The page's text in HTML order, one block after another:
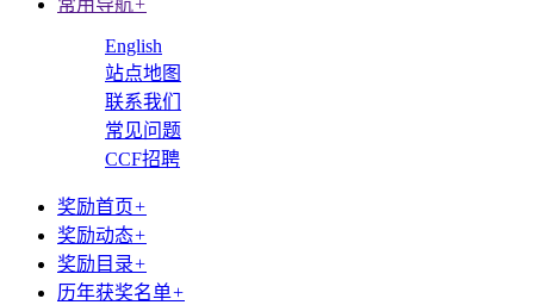
常用导航+
English
站点地图
联系我们
常见问题
CCF招聘
奖励首页+
奖励动态+
奖励目录+
历年获奖名单+